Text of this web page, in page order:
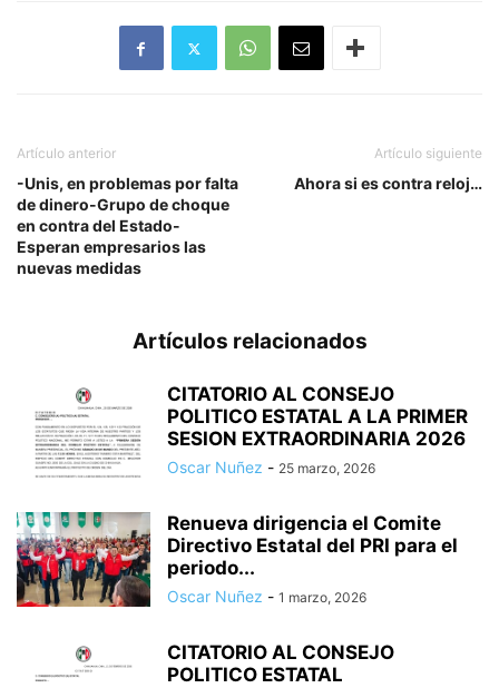
Artículo anterior
-Unis, en problemas por falta
de dinero-Grupo de choque
en contra del Estado-
Esperan empresarios las
nuevas medidas
Artículo siguiente
Ahora si es contra reloj…
Artículos relacionados
CITATORIO AL CONSEJO
POLITICO ESTATAL A LA PRIMER
SESION EXTRAORDINARIA 2026
Oscar Nuñez - 25 marzo, 2026
Renueva dirigencia el Comite
Directivo Estatal del PRI para el
periodo...
Oscar Nuñez - 1 marzo, 2026
CITATORIO AL CONSEJO
POLITICO ESTATAL